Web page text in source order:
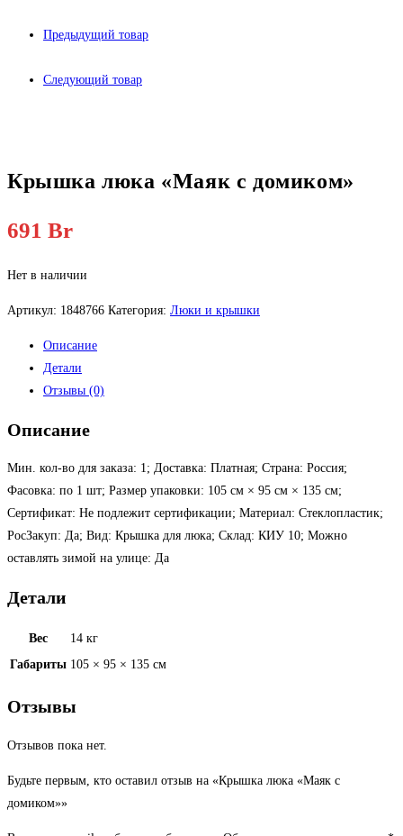
Предыдущий товар
Следующий товар
Крышка люка «Маяк с домиком»
691 Br
Нет в наличии
Артикул: 1848766 Категория: Люки и крышки
Описание
Детали
Отзывы (0)
Описание
Мин. кол-во для заказа: 1; Доставка: Платная; Страна: Россия;
Фасовка: по 1 шт; Размер упаковки: 105 см × 95 см × 135 см;
Сертификат: Не подлежит сертификации; Материал: Стеклопластик;
РосЗакуп: Да; Вид: Крышка для люка; Склад: КИУ 10; Можно
оставлять зимой на улице: Да
Детали
Вес
14 кг
Габариты 105 × 95 × 135 см
Отзывы
Отзывов пока нет.
Будьте первым, кто оставил отзыв на «Крышка люка «Маяк с
домиком»»